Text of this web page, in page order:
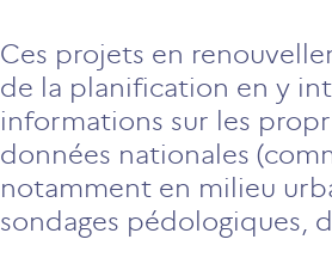
Ces projets en
de la planification en y
informations sur les
données nationales
notamment en milieu
sondages pédologiques,